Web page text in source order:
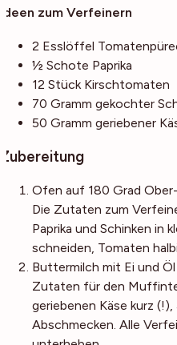
Ideen zum Verfeinern
2 Esslöffel
½ Schote Paprika
12 Stück Kirschtomaten
70 Gramm gekochter
50 Gramm geriebener
Zubereitung
Ofen auf 180 Grad
Die Zutaten zum
Paprika und Schinken in
schneiden, Tomaten
Buttermilch mit Ei und
Zutaten für den
geriebenen Käse kurz
Abschmecken. Alle